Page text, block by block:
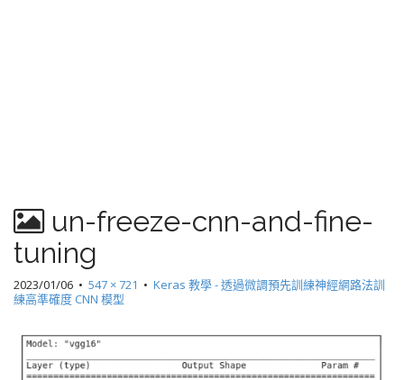
un-freeze-cnn-and-fine-
tuning
2023/01/06 • 547 × 721 • Keras 教學 - 透過微調預先訓練神經網路法訓
練高準確度 CNN 模型